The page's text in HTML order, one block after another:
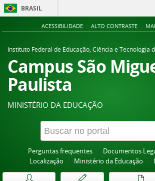
BRASIL
Acesso à
ACESSIBILIDADE ALTO CONTRASTE
Instituto Federal de Educação, Ciência e Tecnologia
Campus São
Paulista
MINISTÉRIO DA EDUCAÇÃO
Perguntas frequentes Documentos
Localização
Ministério da Educação